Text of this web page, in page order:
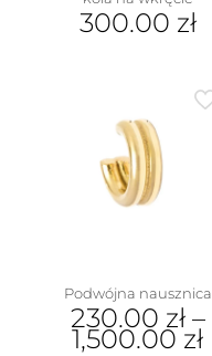
300.00 zł
Podwójna nausznica
230.00 zł–
1,500.00 zł